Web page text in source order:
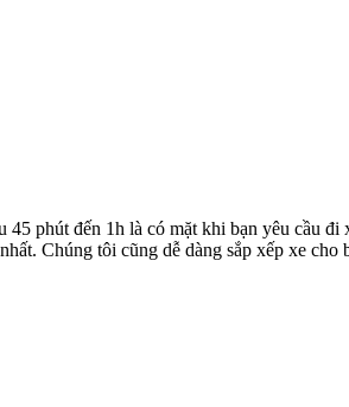
phút đến 1h là có mặt khi bạn yêu cầu
Chúng tôi cũng dễ dàng sắp xếp xe cho